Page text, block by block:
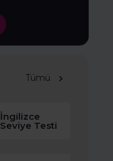
Tümü
İngilizce
Seviye Testi